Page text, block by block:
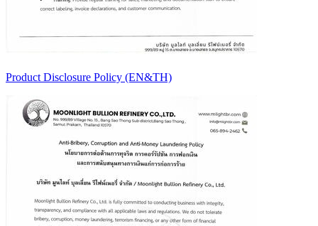
Product Disclosure Policy (EN&TH)